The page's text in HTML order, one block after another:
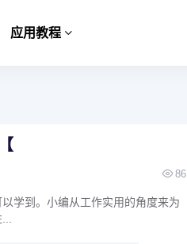
应用教程
86
学到。小编从工作实用的角度来为